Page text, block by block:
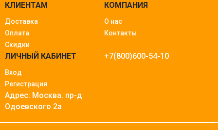
КЛИЕНТАМ
Доставка
Оплата
Скидки
КОМПАНИЯ
О нас
Контакты
ЛИЧНЫЙ КАБИНЕТ
Вход
Регистрация
+7(800)600-54-10
Адрес: Москва. пр-д
Одоевского 2а